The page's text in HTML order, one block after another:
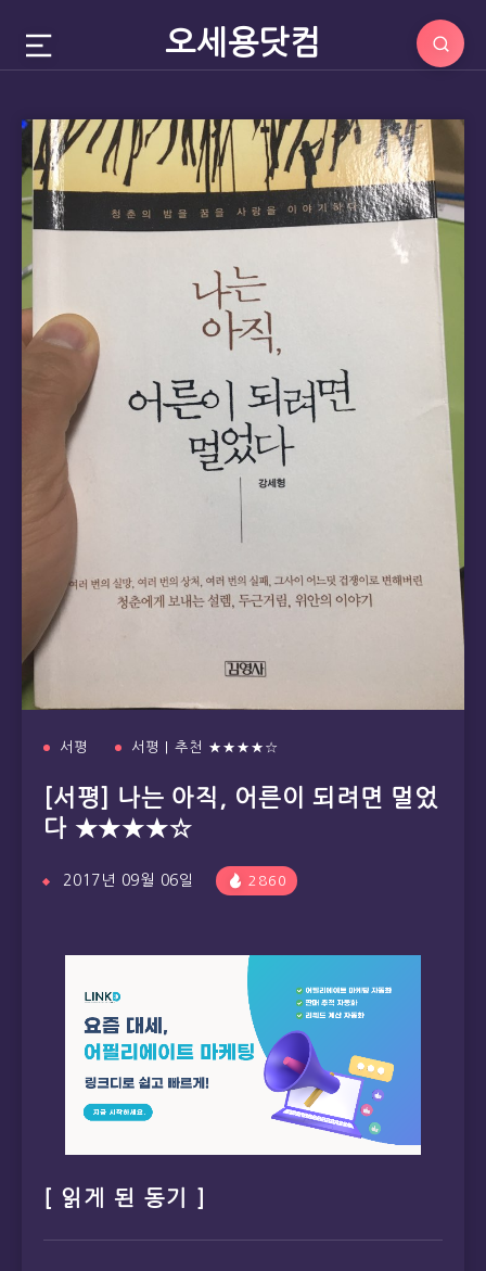
오세용닷컴
서평 서평 | 추천 ★★★★☆
[서평] 나는 아직, 어른이 되려면 멀었
다 ★★★★☆
2017년 09월 06일 2860
[ 읽게 된 동기 ]